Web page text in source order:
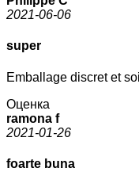
2021-06-06
super
Emballage discret et
Оценка
ramona f
2021-01-26
foarte buna